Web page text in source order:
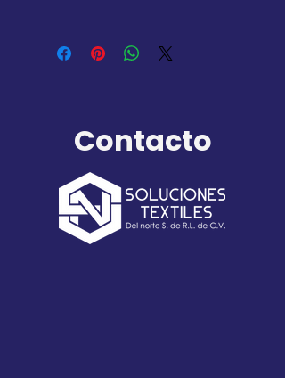
L/40 XL/42 2XL/44 3XL/46
4XL/48 5XL/50
Contacto